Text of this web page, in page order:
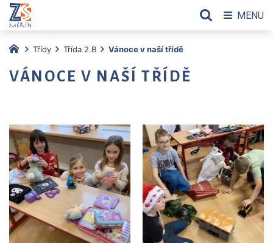
Třídy Třída 2.B Vánoce v naší třídě
VÁNOCE V NAŠÍ TŘÍDĚ
MENU